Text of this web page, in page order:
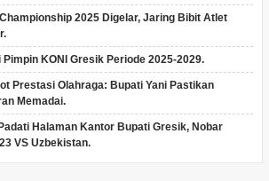
2025 Digelar, Jaring Bibit Atlet
KONI Gresik Periode 2025-2029.
Prestasi Olahraga: Bupati Yani Pastikan
Memadai.
Halaman Kantor Bupati Gresik, Nobar
VS Uzbekistan.